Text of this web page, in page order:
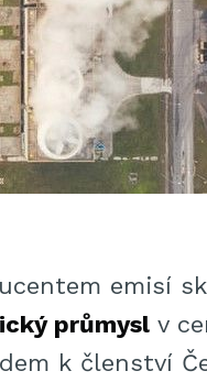
emisí
průmysl v
k členství